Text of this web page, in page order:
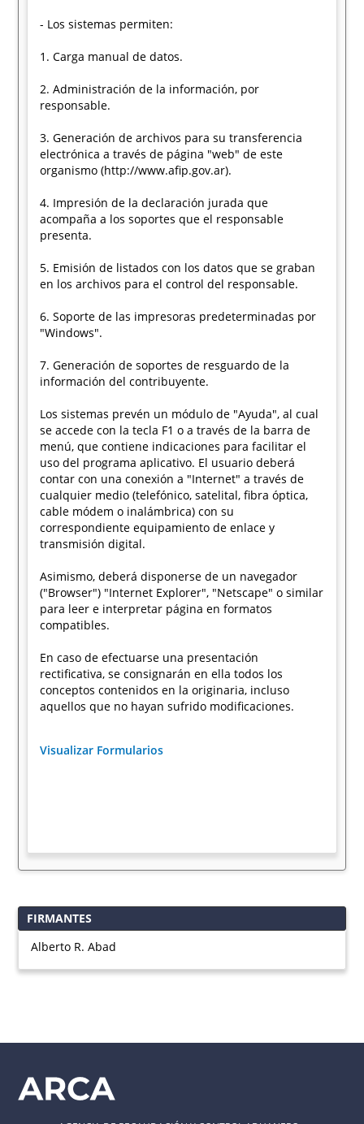
- Los sistemas permiten:
1. Carga manual de datos.
2. Administración de la información, por
responsable.
3. Generación de archivos para su transferencia
electrónica a través de página "web" de este
organismo (http://www.afip.gov.ar).
4. Impresión de la declaración jurada que
acompaña a los soportes que el responsable
presenta.
5. Emisión de listados con los datos que se graban
en los archivos para el control del responsable.
6. Soporte de las impresoras predeterminadas por
"Windows".
7. Generación de soportes de resguardo de la
información del contribuyente.
Los sistemas prevén un módulo de "Ayuda", al cual
se accede con la tecla F1 o a través de la barra de
menú, que contiene indicaciones para facilitar el
uso del programa aplicativo. El usuario deberá
contar con una conexión a "Internet" a través de
cualquier medio (telefónico, satelital, fibra óptica,
cable módem o inalámbrica) con su
correspondiente equipamiento de enlace y
transmisión digital.
Asimismo, deberá disponerse de un navegador
("Browser") "Internet Explorer", "Netscape" o similar
para leer e interpretar página en formatos
compatibles.
En caso de efectuarse una presentación
rectificativa, se consignarán en ella todos los
conceptos contenidos en la originaria, incluso
aquellos que no hayan sufrido modificaciones.
Visualizar Formularios
FIRMANTES
Alberto R. Abad